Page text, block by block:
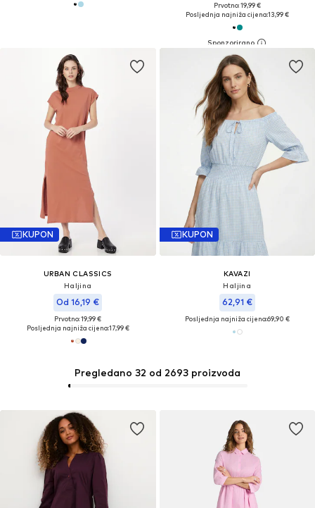
Prvotno: 19,99 €
Posljednja najniža cijena:13,99 €
KUPON
URBAN CLASSICS
Haljina
Od 16,19 €
Prvotno: 19,99 €
Posljednja najniža cijena:17,99 €
KUPON
KAVAZI
Haljina
62,91 €
Posljednja najniža cijena:69,90 €
Pregledano 32 od 2693 proizvoda